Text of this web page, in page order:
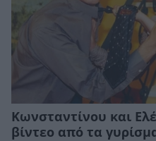
Κωνσταντίνου και
βίντεο από τα